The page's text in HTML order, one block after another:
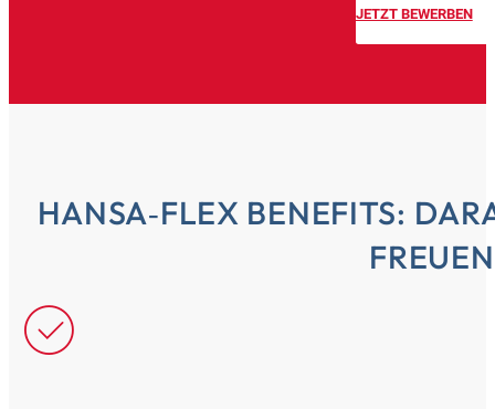
JETZT BEWERBEN
HANSA‑FLEX BENEFITS:
FREUEN